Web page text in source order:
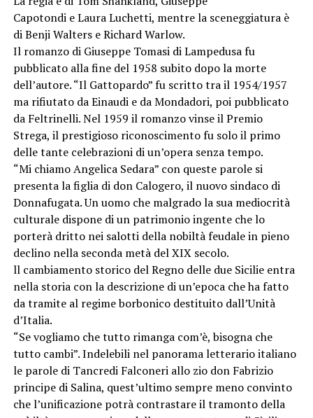
Capotondi e Laura Luchetti, mentre la sceneggiatura è
di Benji Walters e Richard Warlow.
Il romanzo di Giuseppe Tomasi di Lampedusa fu
pubblicato alla fine del 1958 subito dopo la morte
dell’autore. “Il Gattopardo” fu scritto tra il 1954/1957
ma rifiutato da Einaudi e da Mondadori, poi pubblicato
da Feltrinelli. Nel 1959 il romanzo vinse il Premio
Strega, il prestigioso riconoscimento fu solo il primo
delle tante celebrazioni di un’opera senza tempo.
“Mi chiamo Angelica Sedara” con queste parole si
presenta la figlia di don Calogero, il nuovo sindaco di
Donnafugata. Un uomo che malgrado la sua mediocrità
culturale dispone di un patrimonio ingente che lo
porterà dritto nei salotti della nobiltà feudale in pieno
declino nella seconda metà del XIX secolo.
ll cambiamento storico del Regno delle due Sicilie entra
nella storia con la descrizione di un’epoca che ha fatto
da tramite al regime borbonico destituito dall’Unità
d’Italia.
“Se vogliamo che tutto rimanga com’è, bisogna che
tutto cambi”. Indelebili nel panorama letterario italiano
le parole di Tancredi Falconeri allo zio don Fabrizio
principe di Salina, quest’ultimo sempre meno convinto
che l’unificazione potrà contrastare il tramonto della